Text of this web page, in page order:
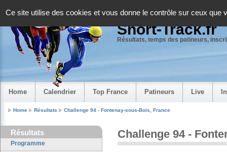
Ce site utilise des cookies et vous donne le contrôle sur ceux que
Short-Track.fr
Résultats, temps des patineurs,
Home Calendrier Top France Patineurs Live
Home Résultats Challenge 94 - Fontenay-sous-Bois, France
Résultats
Programme
Challenge 94 -